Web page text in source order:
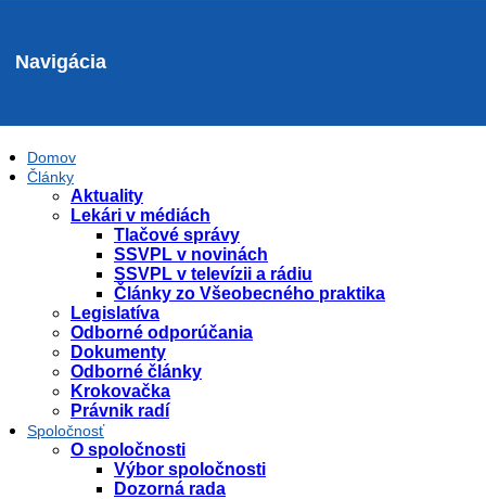
Navigácia
Domov
Články
Aktuality
Lekári v médiách
Tlačové správy
SSVPL v novinách
SSVPL v televízii a rádiu
Články zo Všeobecného praktika
Legislatíva
Odborné odporúčania
Dokumenty
Odborné články
Krokovačka
Právnik radí
Spoločnosť
O spoločnosti
Výbor spoločnosti
Dozorná rada